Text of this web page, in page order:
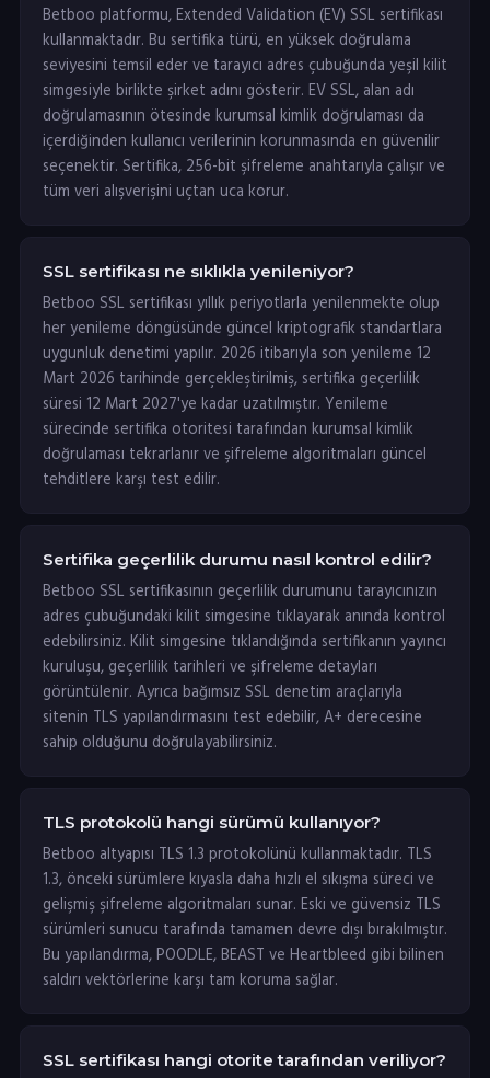
Betboo platformu, Extended Validation (EV) SSL sertifikası
kullanmaktadır. Bu sertifika türü, en yüksek doğrulama
seviyesini temsil eder ve tarayıcı adres çubuğunda yeşil kilit
simgesiyle birlikte şirket adını gösterir. EV SSL, alan adı
doğrulamasının ötesinde kurumsal kimlik doğrulaması da
içerdiğinden kullanıcı verilerinin korunmasında en güvenilir
seçenektir. Sertifika, 256-bit şifreleme anahtarıyla çalışır ve
tüm veri alışverişini uçtan uca korur.
SSL sertifikası ne sıklıkla yenileniyor?
Betboo SSL sertifikası yıllık periyotlarla yenilenmekte olup
her yenileme döngüsünde güncel kriptografik standartlara
uygunluk denetimi yapılır. 2026 itibarıyla son yenileme 12
Mart 2026 tarihinde gerçekleştirilmiş, sertifika geçerlilik
süresi 12 Mart 2027'ye kadar uzatılmıştır. Yenileme
sürecinde sertifika otoritesi tarafından kurumsal kimlik
doğrulaması tekrarlanır ve şifreleme algoritmaları güncel
tehditlere karşı test edilir.
Sertifika geçerlilik durumu nasıl kontrol edilir?
Betboo SSL sertifikasının geçerlilik durumunu tarayıcınızın
adres çubuğundaki kilit simgesine tıklayarak anında kontrol
edebilirsiniz. Kilit simgesine tıklandığında sertifikanın yayıncı
kuruluşu, geçerlilik tarihleri ve şifreleme detayları
görüntülenir. Ayrıca bağımsız SSL denetim araçlarıyla
sitenin TLS yapılandırmasını test edebilir, A+ derecesine
sahip olduğunu doğrulayabilirsiniz.
TLS protokolü hangi sürümü kullanıyor?
Betboo altyapısı TLS 1.3 protokolünü kullanmaktadır. TLS
1.3, önceki sürümlere kıyasla daha hızlı el sıkışma süreci ve
gelişmiş şifreleme algoritmaları sunar. Eski ve güvensiz TLS
sürümleri sunucu tarafında tamamen devre dışı bırakılmıştır.
Bu yapılandırma, POODLE, BEAST ve Heartbleed gibi bilinen
saldırı vektörlerine karşı tam koruma sağlar.
SSL sertifikası hangi otorite tarafından veriliyor?